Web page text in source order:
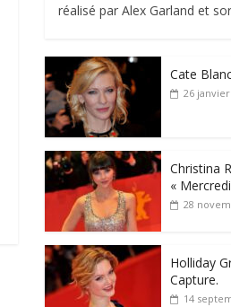
réalisé par Alex Garland et
Cate
26 janvier
Christina
«
28
Holliday
Capture.
14